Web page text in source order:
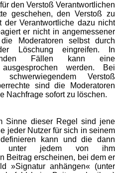
den Verstoß Verantwortlichen
geschehen, den Verstoß zu
der Verantwortliche dazu nicht
er nicht in angemessener
Moderatoren selbst durch
Löschung eingreifen. In
Fällen kann eine
ausgesprochen werden. Bei
schwerwiegendem Verstoß
sind die Moderatoren
Nachfrage sofort zu löschen.
Sinne dieser Regel sind jene
jeder Nutzer für sich in seinem
kann und die dann
unter jedem von ihm
Beitrag erscheinen, bei dem er
»Signatur anhängen« (unter